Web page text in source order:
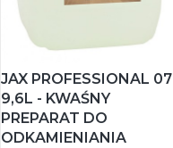
JAX PROFESSIONAL 07
9,6L - KWAŚNY
PREPARAT DO
ODKAMIENIANIA